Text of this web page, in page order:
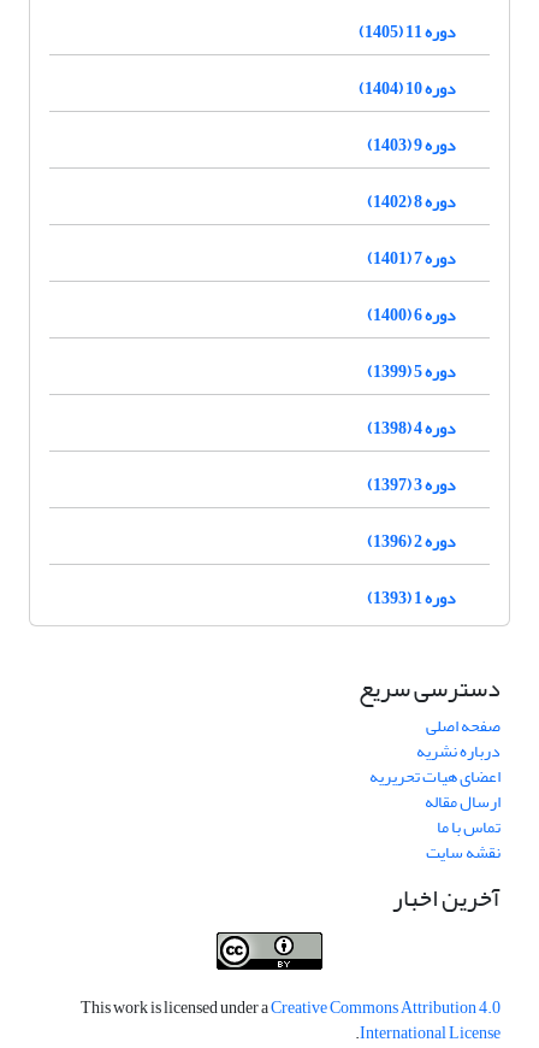
دوره 11 (1405)
دوره 10 (1404)
دوره 9 (1403)
دوره 8 (1402)
دوره 7 (1401)
دوره 6 (1400)
دوره 5 (1399)
دوره 4 (1398)
دوره 3 (1397)
دوره 2 (1396)
دوره 1 (1393)
دسترسی سریع
صفحه اصلی
درباره نشریه
اعضای هیات تحریریه
ارسال مقاله
تماس با ما
نقشه سایت
آخرین اخبار
This work is licensed under aCreative Commons Attribution 4.0
International License
.